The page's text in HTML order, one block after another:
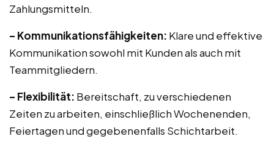
Zahlungsmitteln.
– Kommunikationsfähigkeiten: Klare und effektive
Kommunikation sowohl mit Kunden als auch mit
Teammitgliedern.
– Flexibilität: Bereitschaft, zu verschiedenen
Zeiten zu arbeiten, einschließlich Wochenenden,
Feiertagen und gegebenenfalls Schichtarbeit.